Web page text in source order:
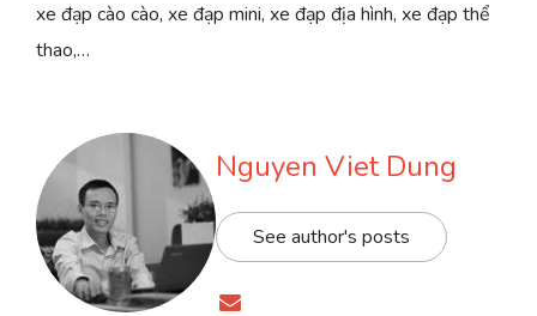
xe đạp cào cào, xe đạp mini, xe đạp địa hình, xe đạp thể
thao,…
Nguyen Viet Dung
See author's posts